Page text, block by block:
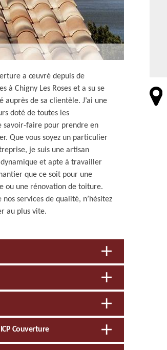
a œuvré depuis de
à Chigny Les Roses et a su se
de sa clientèle. J’ai une
doté de toutes les
savoir-faire pour prendre en
Que vous soyez un particulier
je suis une artisan
et apte à travailler
que ce soit pour une
ou une rénovation de toiture.
nos services de qualité, n’hésitez
au plus vite.
Couverture